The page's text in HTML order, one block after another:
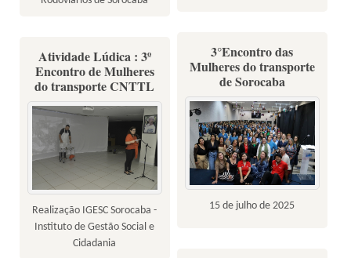
3°Encontro das
Mulheres do transporte
de Sorocaba
15 de julho de 2025
Atividade Lúdica : 3º
Encontro de Mulheres
do transporte CNTTL
Realização IGESC Sorocaba -
Instituto de Gestão Social e
Cidadania